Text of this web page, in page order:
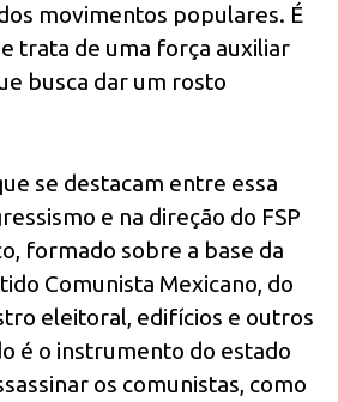
movimentos populares. É
trata de uma força auxiliar
busca dar um rosto
se destacam entre essa
e na direção do FSP
formado sobre a base da
Comunista Mexicano, do
eleitoral, edifícios e outros
é o instrumento do estado
os comunistas, como